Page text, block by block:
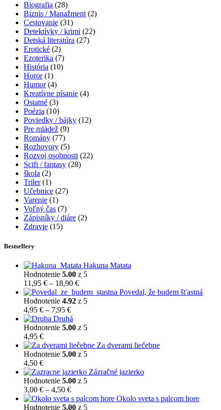
Biografia (28)
Biznis / Manažment (2)
Cestovanie (31)
Detektívky / krimi (22)
Detská literatúra (27)
Erotické (2)
Ezoterika (7)
História (10)
Horor (1)
Humor (4)
Kreatívne písanie (4)
Ostatné (3)
Poézia (10)
Poviedky / bájky (12)
Pre mládež (9)
Romány (77)
Rozhovory (5)
Rozvoj osobnosti (22)
Scifi / fantasy (28)
škola (2)
Triler (1)
Učebnice (27)
Varenie (1)
Voľný čas (7)
Zápisníky / diáre (2)
Zdravie (15)
Bestsellery
Hakuna Matata
Hodnotenie 5.00 z 5
11,95 € – 18,90 €Price
range:
11,95 €
Povedal, že budem šťastná
Hodnotenie 4.92 z 5
4,95 € – 7,95 €Price
range:
4,95 €
7,95 €
Druhá
Hodnotenie 5.00 z 5
4,95 €
Za dverami liečebne
Hodnotenie 5.00 z 5
4,50 €
Zázračné jazierko
Hodnotenie 5.00 z 5
3,00 € – 4,50 €Price
range:
3,00 €
Okolo sveta s palcom hore
Hodnotenie 5.00 z 5